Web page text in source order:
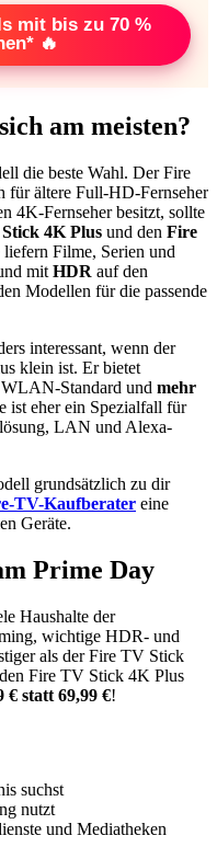
mit bis zu 70 %
🔥
am meisten?
die beste Wahl. Der Fire
ältere Full-HD-Fernseher
4K-Fernseher besitzt, sollte
4K Plus und den Fire
Filme, Serien und
mit HDR auf den
Modellen für die passende
interessant, wenn der
klein ist. Er bietet
Standard und mehr
ist eher ein Spezialfall für
LAN und Alexa-
grundsätzlich zu dir
TV-Kaufberater eine
Geräte.
Prime Day
Haushalte der
wichtige HDR- und
als der Fire TV Stick
Fire TV Stick 4K Plus
€ statt 69,99 €!
suchst
nutzt
und Mediatheken